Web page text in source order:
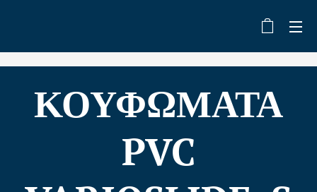
ΚΟΥΦΩΜΑΤΑ
PVC